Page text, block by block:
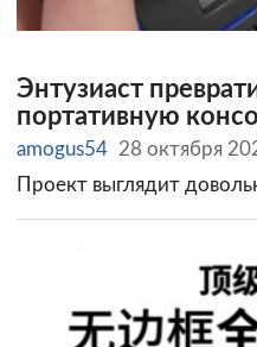
Энтузиаст
портативную
amogus54 28 октября
Проект выглядит